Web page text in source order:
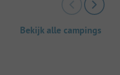
Bekijk alle campings